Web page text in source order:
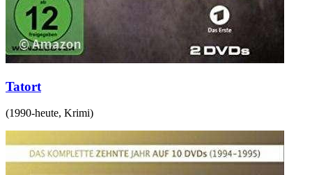
Tatort
(1990-heute, Krimi)